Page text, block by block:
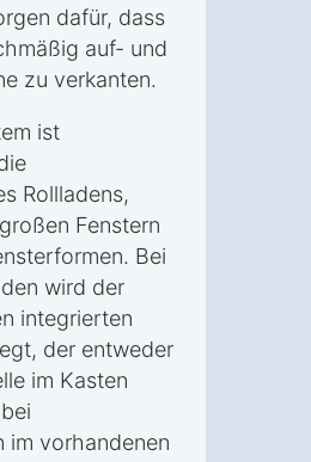
dafür, dass
auf- und
zu verkanten.
ist
Rollladens,
Fenstern
Bei
wird der
integrierten
der entweder
im Kasten
im vorhandenen